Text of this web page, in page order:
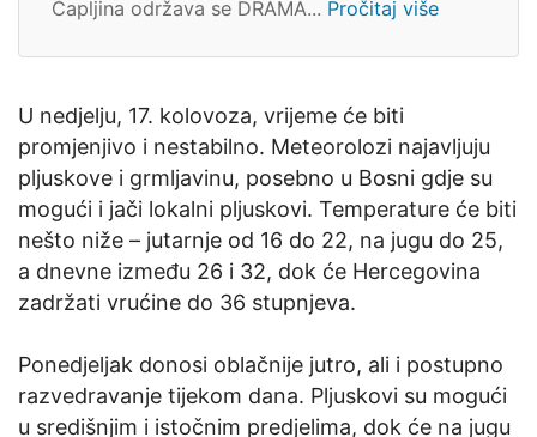
Čapljina održava se DRAMA... Pročitaj više
U nedjelju, 17. kolovoza, vrijeme će biti
promjenjivo i nestabilno. Meteorolozi najavljuju
pljuskove i grmljavinu, posebno u Bosni gdje su
mogući i jači lokalni pljuskovi. Temperature će biti
nešto niže – jutarnje od 16 do 22, na jugu do 25,
a dnevne između 26 i 32, dok će Hercegovina
zadržati vrućine do 36 stupnjeva.
Ponedjeljak donosi oblačnije jutro, ali i postupno
razvedravanje tijekom dana. Pljuskovi su mogući
u središnjim i istočnim predjelima, dok će na jugu